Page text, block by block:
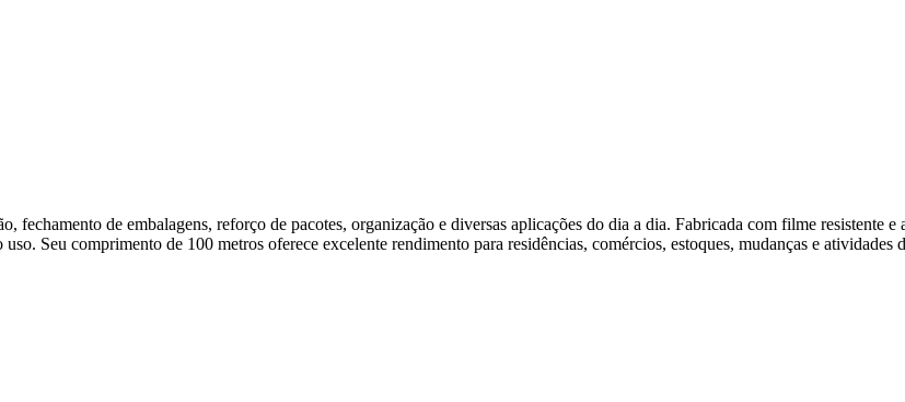
fechamento de embalagens, reforço de pacotes, organização e diversas aplicações do dia a dia. Fabricada com filme resistente e
Seu comprimento de 100 metros oferece excelente rendimento para residências, comércios, estoques, mudanças e atividades